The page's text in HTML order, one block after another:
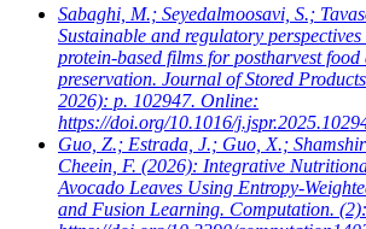
Sabaghi, M.; Seyedalmoosavi, S.;
Sustainable and regulatory
protein-based films for postharvest food
preservation. Journal of Stored
2026): p. 102947. Online:
https://doi.org/10.1016/
Guo, Z.; Estrada, J.; Guo, X.;
Cheein, F. (2026): Integrative
Avocado Leaves Using Entropy-
and Fusion Learning. Computation.